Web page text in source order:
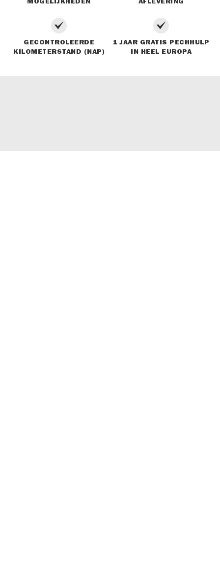
GECONTROLEERDE
KILOMETERSTAND (NAP)
1 JAAR GRATIS PECHHULP
IN HEEL EUROPA